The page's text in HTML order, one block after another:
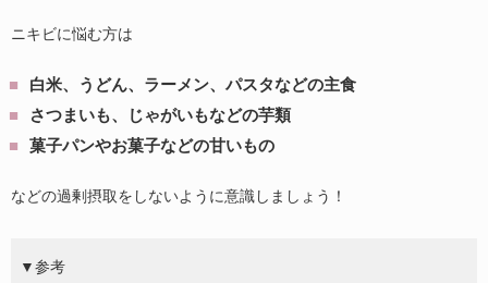
ニキビに悩む方は
白米、うどん、ラーメン、パスタなどの主食
さつまいも、じゃがいもなどの芋類
菓子パンやお菓子などの甘いもの
などの過剰摂取をしないように意識しましょう！
▼参考